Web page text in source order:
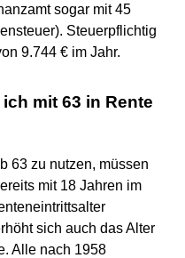
sogar mit 45
Steuerpflichtig
9.744 € im Jahr.
mit 63 in Rente
63 zu nutzen, müssen
mit 18 Jahren im
sich auch das Alter
Alle nach 1958